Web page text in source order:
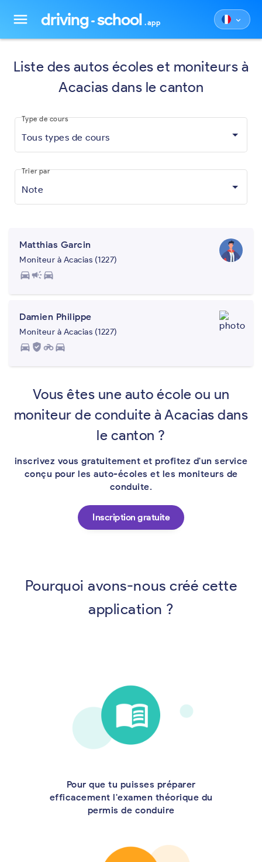
menu driving school .app keyboard_arrow_down
Liste des autos écoles et moniteurs à
Acacias dans le canton
Tous types de cours
Type de cours
Note
Trier par
Matthias Garcin
Moniteur à Acacias (1227)
directions_carcampaigndirections_car
Damien Philippe
Moniteur à Acacias (1227)
directions_car gpp_good motorcycledirections_car
Vous êtes une auto école ou un
moniteur de conduite à Acacias dans
le canton ?
inscrivez vous gratuitement et profitez d'un service
conçu pour les auto-écoles et les moniteurs de
conduite.
Inscription gratuite
Pourquoi avons-nous créé cette
application ?
Pour que tu puisses préparer
efficacement l'examen théorique du
permis de conduire